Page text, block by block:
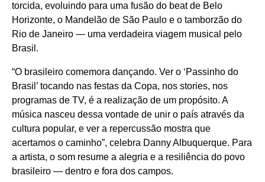
torcida, evoluindo para uma fusão do beat de Belo
Horizonte, o Mandelão de São Paulo e o tamborzão do
Rio de Janeiro — uma verdadeira viagem musical pelo
Brasil.
“O brasileiro comemora dançando. Ver o ‘Passinho do
Brasil’ tocando nas festas da Copa, nos stories, nos
programas de TV, é a realização de um propósito. A
música nasceu dessa vontade de unir o país através da
cultura popular, e ver a repercussão mostra que
acertamos o caminho”, celebra Danny Albuquerque. Para
a artista, o som resume a alegria e a resiliência do povo
brasileiro — dentro e fora dos campos.